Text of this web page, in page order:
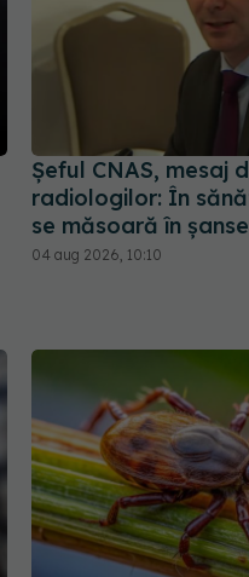
Șeful CNAS, mesaj
radiologilor: În
se măsoară în
04 aug 2026, 10:10